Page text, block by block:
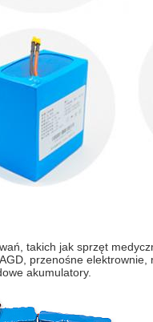
takich jak sprzęt
przenośne
akumulatory.